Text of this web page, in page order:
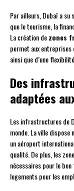
Par ailleurs, Dubaï a
que le tourisme, la
La création dezones
permet aux entreprises
ainsi que d’une
Des
adaptées
Les infrastructures de
monde. La ville
un aéroport
qualité. De plus, les
nécessaires pour le
logements pour les